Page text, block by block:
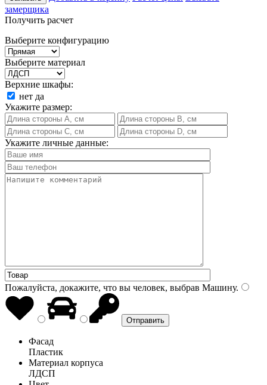
замерщика
Получить расчет
Выберите конфигурацию
Выберите материал
Верхние шкафы:
нет да
Укажите размер:
Укажите личные данные:
Пожалуйста, докажите, что вы человек, выбрав Машину.
Фасад
Пластик
Материал корпуса
ЛДСП